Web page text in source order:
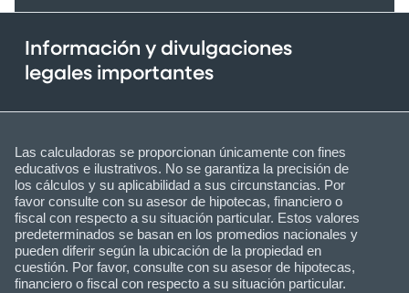
Información y divulgaciones
legales importantes
Las calculadoras se proporcionan únicamente con fines
educativos e ilustrativos. No se garantiza la precisión de
los cálculos y su aplicabilidad a sus circunstancias. Por
favor consulte con su asesor de hipotecas, financiero o
fiscal con respecto a su situación particular. Estos valores
predeterminados se basan en los promedios nacionales y
pueden diferir según la ubicación de la propiedad en
cuestión. Por favor, consulte con su asesor de hipotecas,
financiero o fiscal con respecto a su situación particular.